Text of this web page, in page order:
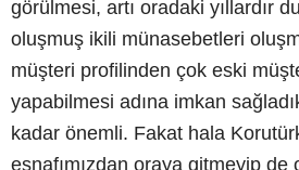
görülmesi, artı oradaki yıllardır
oluşmuş ikili münasebetleri
müşteri profilinden çok eski
yapabilmesi adına imkan
kadar önemli. Fakat hala
esnafımızdan oraya gitmeyip de